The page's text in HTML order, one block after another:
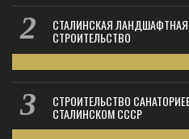
СТАЛИНСКАЯ ЛАНДШАФТНАЯ
СТРОИТЕЛЬСТВО
СТРОИТЕЛЬСТВО
СТАЛИНСКОМ СССР